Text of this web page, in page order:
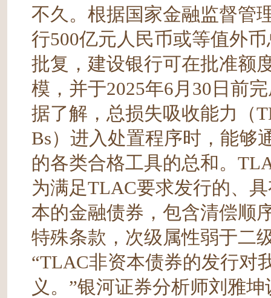
不久。根据国家金融监督管
行500亿元人民币或等值外
批复，建设银行可在批准额
模，并于2025年6月30日前
据了解，总损失吸收能力（
Bs）进入处置程序时，能够
的各类合格工具的总和。
为满足TLAC要求发行的、
本的金融债券，包含清偿顺
特殊条款，次级属性弱于二
“TLAC非资本债券的发行对
义。”银河证券分析师刘雅